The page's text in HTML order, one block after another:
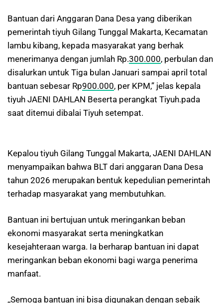
Bantuan dari Anggaran Dana Desa yang diberikan
pemerintah tiyuh Gilang Tunggal Makarta, Kecamatan
lambu kibang, kepada masyarakat yang berhak
menerimanya dengan jumlah Rp.300.000, perbulan dan
disalurkan untuk Tiga bulan Januari sampai april total
bantuan sebesar Rp900.000, per KPM,” jelas kepala
tiyuh JAENI DAHLAN Beserta perangkat Tiyuh.pada
saat ditemui dibalai Tiyuh setempat.
Kepalou tiyuh Gilang Tunggal Makarta, JAENI DAHLAN
menyampaikan bahwa BLT dari anggaran Dana Desa
tahun 2026 merupakan bentuk kepedulian pemerintah
terhadap masyarakat yang membutuhkan.
Bantuan ini bertujuan untuk meringankan beban
ekonomi masyarakat serta meningkatkan
kesejahteraan warga. Ia berharap bantuan ini dapat
meringankan beban ekonomi bagi warga penerima
manfaat.
,,Semoga bantuan ini bisa digunakan dengan sebaik